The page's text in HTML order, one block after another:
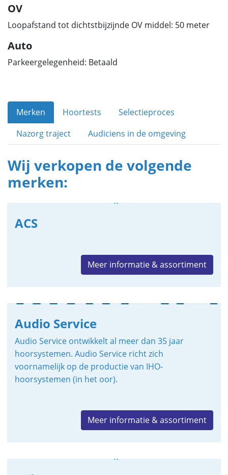
OV
Loopafstand tot dichtstbijzijnde OV middel: 50 meter
Auto
Parkeergelegenheid: Betaald
Merken Hoortests
Selectieproces
Nazorg traject
Audiciens in de omgeving
Wij verkopen de volgende
merken:
ACS
Meer informatie & assortiment
Audio Service
Audio Service ontwikkelt al meer dan 35 jaar
hoorsystemen. Audio Service richt zich
voornamelijk op de productie van IHO-
hoorsystemen (in het oor).
Meer informatie & assortiment